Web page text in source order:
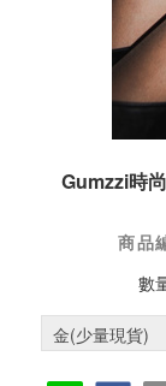
Gumzzi時
商品
數